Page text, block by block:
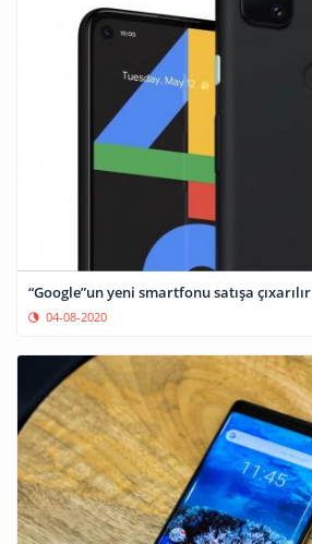
“Google”un yeni smartfonu satışa çıxarılır
04-08-2020